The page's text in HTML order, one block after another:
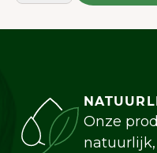
Onze